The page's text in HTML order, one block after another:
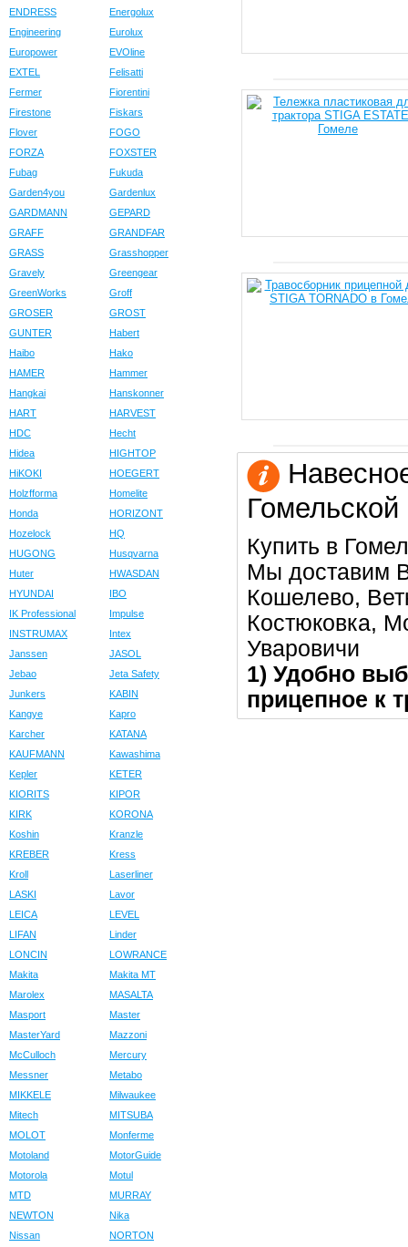
ENDRESS
Energolux
Engineering
Eurolux
Europower
EVOline
EXTEL
Felisatti
Fermer
Fiorentini
Firestone
Fiskars
Flover
FOGO
FORZA
FOXSTER
Fubag
Fukuda
Garden4you
Gardenlux
GARDMANN
GEPARD
GRAFF
GRANDFAR
GRASS
Grasshopper
Gravely
Greengear
GreenWorks
Groff
GROSER
GROST
GUNTER
Habert
Haibo
Hako
HAMER
Hammer
Hangkai
Hanskonner
HART
HARVEST
HDC
Hecht
Hidea
HIGHTOP
HiKOKI
HOEGERT
Holzfforma
Homelite
Honda
HORIZONT
Hozelock
HQ
HUGONG
Husqvarna
Huter
HWASDAN
HYUNDAI
IBO
IK Professional
Impulse
INSTRUMAX
Intex
Janssen
JASOL
Jebao
Jeta Safety
Junkers
KABIN
Kangye
Kapro
Karcher
KATANA
KAUFMANN
Kawashima
Kepler
KETER
KIORITS
KIPOR
KIRK
KORONA
Koshin
Kranzle
KREBER
Kress
Kroll
Laserliner
LASKI
Lavor
LEICA
LEVEL
LIFAN
Linder
LONCIN
LOWRANCE
Makita
Makita MT
Marolex
MASALTA
Masport
Master
MasterYard
Mazzoni
McCulloch
Mercury
Messner
Metabo
MIKKELE
Milwaukee
Mitech
MITSUBA
MOLOT
Monferme
Motoland
MotorGuide
Motorola
Motul
MTD
MURRAY
NEWTON
Nika
Nissan
NORTON
Гомельской
Купить в
Мы доставим
Кошелево,
Костюковка,
Уваровичи
1) Удобно
прицепное к